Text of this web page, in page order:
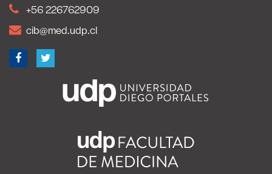
+56 226762909
cib@med.udp.cl